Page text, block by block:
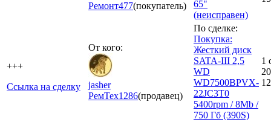
Ремонт477(покупатель)
65"
(неисправен)
+++
Ссылка на сделку
От кого:
jasher
РемТех1286(продавец)
По сделке:
Покупка:
Жесткий диск
SATA-III 2,5
WD
WD7500BPVX-
22JC3T0
5400rpm / 8Mb /
750 Гб (390S)
1